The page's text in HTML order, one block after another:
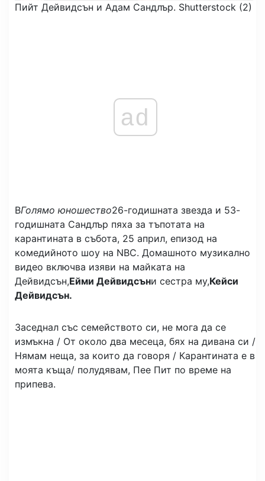
Пийт Дейвидсън и Адам Сандлър. Shutterstock (2)
ad
ВГолямо юношество26-годишната звезда и 53-
годишната Сандлър пяха за тъпотата на
карантината в събота, 25 април, епизод на
комедийното шоу на NBC. Домашното музикално
видео включва изяви на майката на
Дейвидсън,Ейми Дейвидсъни сестра му,Кейси
Дейвидсън.
Заседнал със семейството си, не мога да се
измъкна / От около два месеца, бях на дивана си /
Нямам неща, за които да говоря / Карантината е в
моята къща/ полудявам, Пее Пит по време на
припева.